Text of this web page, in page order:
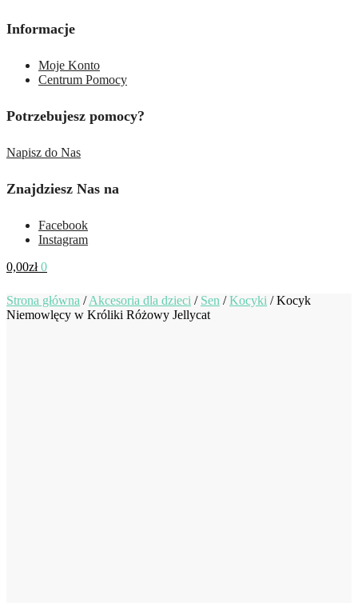
Informacje
Moje Konto
Centrum Pomocy
Potrzebujesz pomocy?
Napisz do Nas
Znajdziesz Nas na
Facebook
Instagram
0,00zł 0
Strona główna /Akcesoria dla dzieci / Sen /Kocyki /Kocyk
Niemowlęcy w Króliki Różowy Jellycat